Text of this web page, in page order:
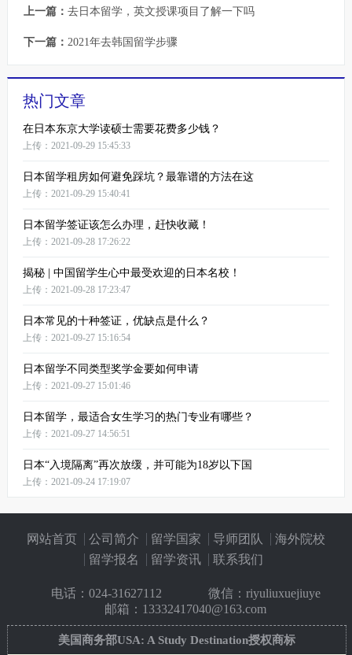
上一篇： 去日本留学，英文授课项目了解一下吗
下一篇： 2021年去韩国留学步骤
热门文章
在日本东京大学读硕士需要花费多少钱？
上传：2021-09-29 15:45:33
日本留学租房如何避免踩坑？最靠谱的方法在这
上传：2021-09-29 15:40:41
日本留学签证该怎么办理，赶快收藏！
上传：2021-09-28 17:26:22
揭秘 | 中国留学生心中最受欢迎的日本名校！
上传：2021-09-28 17:23:47
日本常见的十种签证，优缺点是什么？
上传：2021-09-27 15:16:54
日本留学不同类型奖学金要如何申请
上传：2021-09-27 15:01:46
日本留学，最适合女生学习的热门专业有哪些？
上传：2021-09-27 14:56:51
日本“入境隔离”再次放缓，并可能为18岁以下国
上传：2021-09-24 17:19:07
网站首页 公司简介 留学国家 导师团队
海外院校
留学报名
留学资讯 联系我们
电话： 024-31627112
微信：riyuliuxuejiuye
邮箱：13332417040@163.com
美国商务部USA: A Study Destination授权商标